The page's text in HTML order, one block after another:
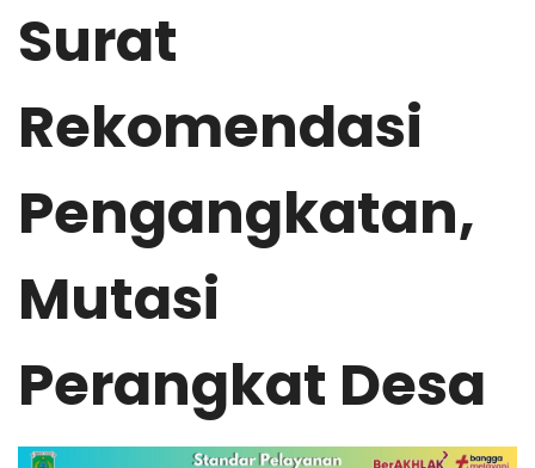
Surat
Rekomendasi
Pengangkatan,
Mutasi
Perangkat Desa